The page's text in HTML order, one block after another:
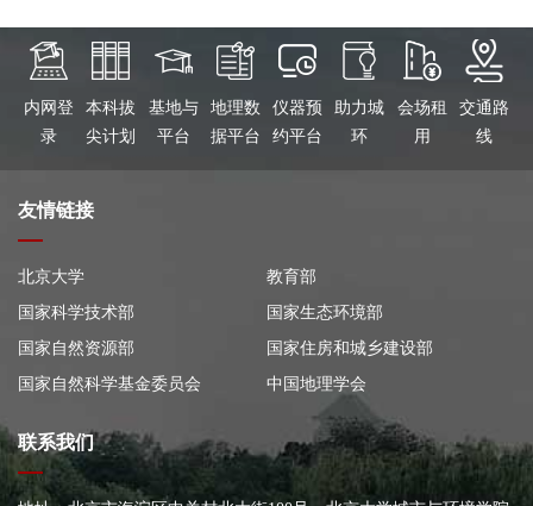
内网登
录
本科拔
尖计划
基地与
平台
地理数
据平台
仪器预
约平台
助力城
环
会场租
用
交通路
线
友情链接
北京大学
教育部
国家科学技术部
国家生态环境部
国家自然资源部
国家住房和城乡建设部
国家自然科学基金委员会
中国地理学会
联系我们